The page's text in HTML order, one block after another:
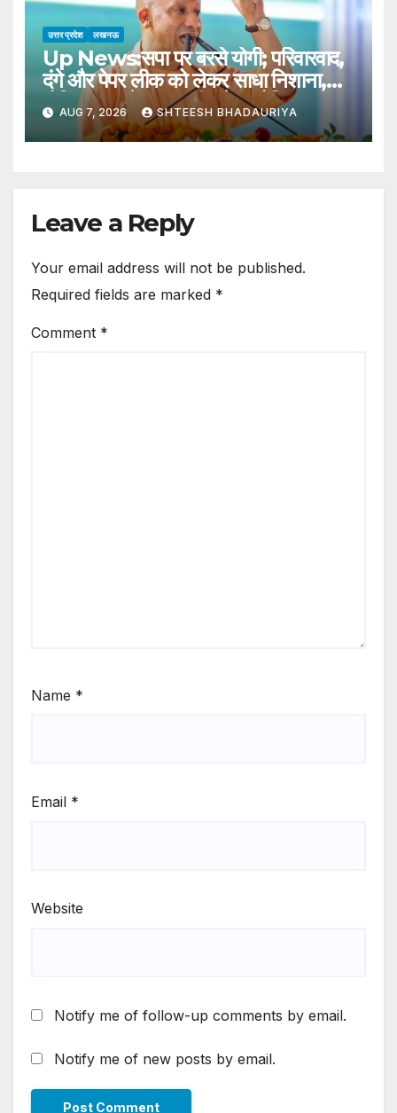
उत्तर प्रदेश लखनऊ
Up News:सपा पर बरसे योगी; परिवारवाद,
दंगे और पेपर लीक को लेकर साधा निशाना,
गोविंद साहब मेला राजकीय मेला घोषित – Cm
Yogi Declared Govind Sahab
Mela As State-level Fair
AUG 7, 2026 SHTEESH BHADAURIYA
Leave a Reply
Your email address will not be published.
Required fields are marked *
Comment *
Name *
Email *
Website
Notify me of follow-up comments by email.
Notify me of new posts by email.